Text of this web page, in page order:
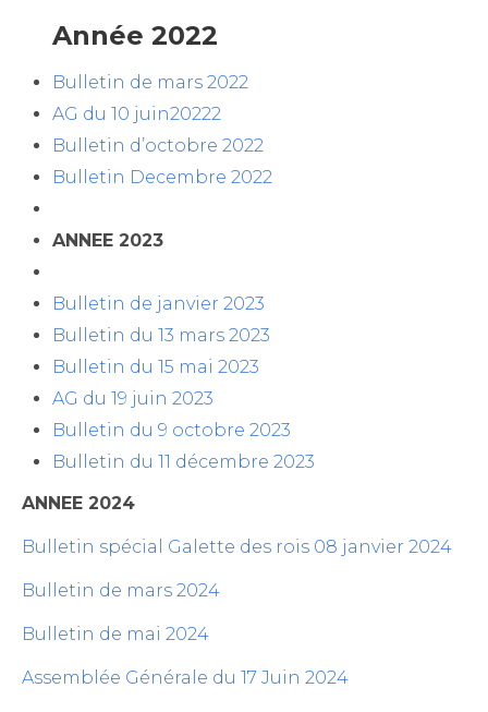
Année 2022
Bulletin de mars 2022
AG du 10 juin20222
Bulletin d’octobre 2022
Bulletin Decembre 2022
ANNEE 2023
Bulletin de janvier 2023
Bulletin du 13 mars 2023
Bulletin du 15 mai 2023
AG du 19 juin 2023
Bulletin du 9 octobre 2023
Bulletin du 11 décembre 2023
ANNEE 2024
Bulletin spécial Galette des rois 08 janvier 2024
Bulletin de mars 2024
Bulletin de mai 2024
Assemblée Générale du 17 Juin 2024